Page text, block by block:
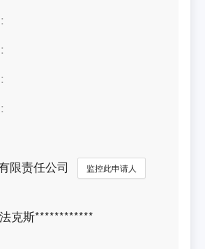
限责任公司 监控此申请人
克斯************